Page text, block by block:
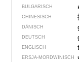
BULGARISCH
CHINESISCH
DÄNISCH
DEUTSCH
ENGLISCH
ERSJA-MORDWINISCH